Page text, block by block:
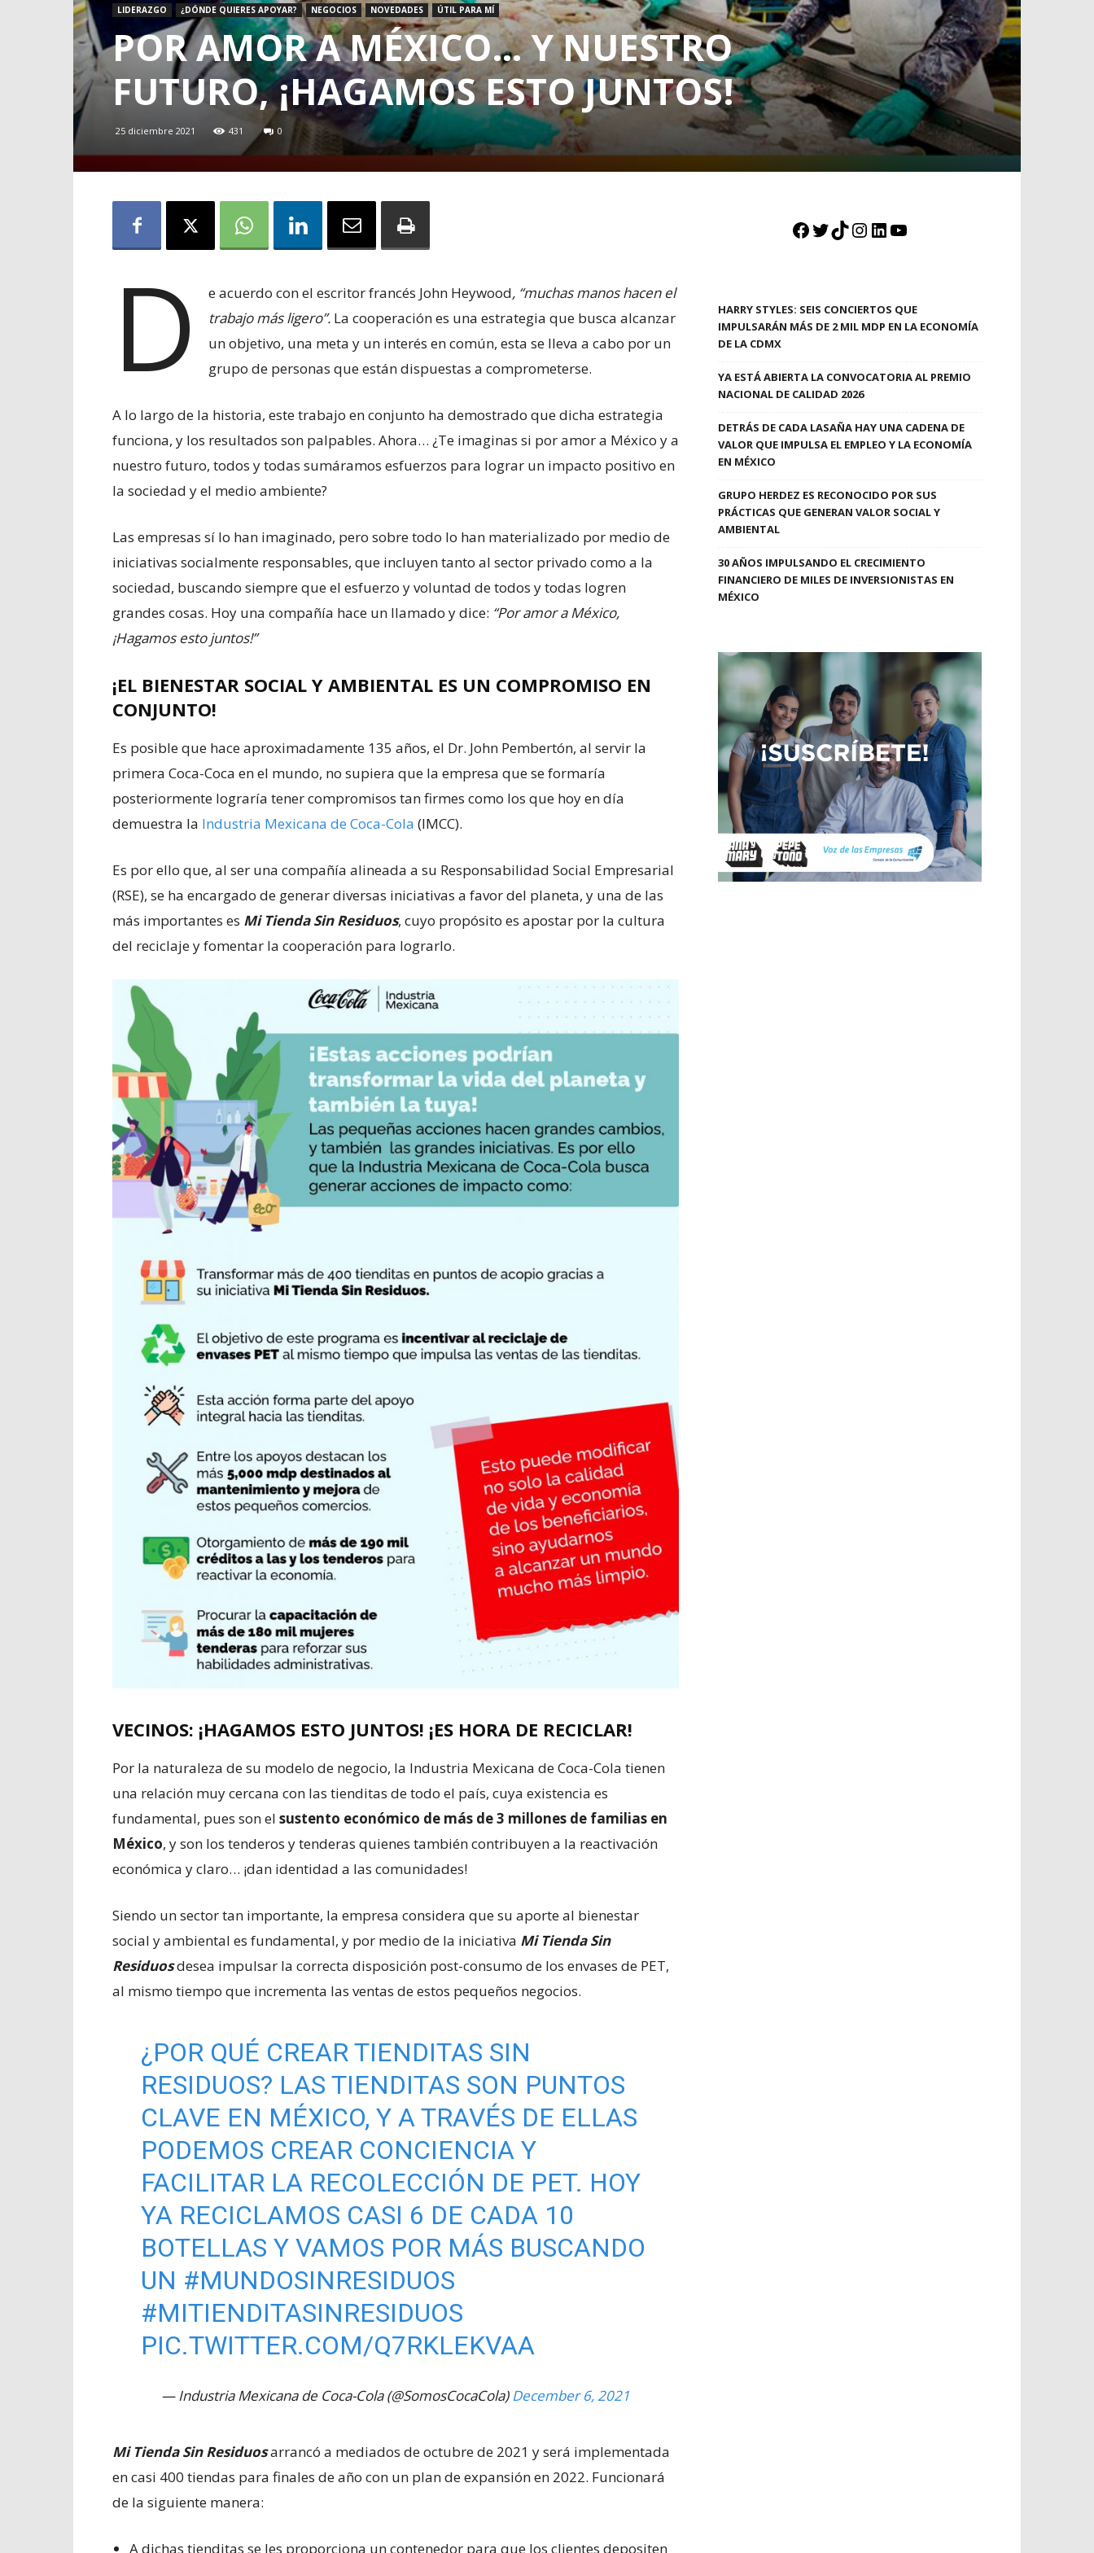
LIDERAZGO ¿DÓNDE QUIERES APOYAR? NEGOCIOS NOVEDADES ÚTIL PARA MÍ
POR AMOR A MÉXICO… Y NUESTRO
FUTURO, ¡HAGAMOS ESTO JUNTOS!
25 diciembre 2021 431 0
D e acuerdo con el escritor francés John Heywood, “muchas manos hacen el
trabajo más ligero”. La cooperación es una estrategia que busca alcanzar
un objetivo, una meta y un interés en común, esta se lleva a cabo por un
grupo de personas que están dispuestas a comprometerse.
A lo largo de la historia, este trabajo en conjunto ha demostrado que dicha estrategia
funciona, y los resultados son palpables. Ahora… ¿Te imaginas si por amor a México y a
nuestro futuro, todos y todas sumáramos esfuerzos para lograr un impacto positivo en
la sociedad y el medio ambiente?
Las empresas sí lo han imaginado, pero sobre todo lo han materializado por medio de
iniciativas socialmente responsables, que incluyen tanto al sector privado como a la
sociedad, buscando siempre que el esfuerzo y voluntad de todos y todas logren
grandes cosas. Hoy una compañía hace un llamado y dice: “Por amor a México,
¡Hagamos esto juntos!”
¡EL BIENESTAR SOCIAL Y AMBIENTAL ES UN COMPROMISO EN
CONJUNTO!
Es posible que hace aproximadamente 135 años, el Dr. John Pembertón, al servir la
primera Coca-Coca en el mundo, no supiera que la empresa que se formaría
posteriormente lograría tener compromisos tan firmes como los que hoy en día
demuestra la Industria Mexicana de Coca-Cola (IMCC).
Es por ello que, al ser una compañía alineada a su Responsabilidad Social Empresarial
(RSE), se ha encargado de generar diversas iniciativas a favor del planeta, y una de las
más importantes es Mi Tienda Sin Residuos, cuyo propósito es apostar por la cultura
del reciclaje y fomentar la cooperación para lograrlo.
VECINOS: ¡HAGAMOS ESTO JUNTOS! ¡ES HORA DE RECICLAR!
Por la naturaleza de su modelo de negocio, la Industria Mexicana de Coca-Cola tienen
una relación muy cercana con las tienditas de todo el país, cuya existencia es
fundamental, pues son el sustento económico de más de 3 millones de familias en
México, y son los tenderos y tenderas quienes también contribuyen a la reactivación
económica y claro… ¡dan identidad a las comunidades!
Siendo un sector tan importante, la empresa considera que su aporte al bienestar
social y ambiental es fundamental, y por medio de la iniciativa Mi Tienda Sin
Residuosdesea impulsar la correcta disposición post-consumo de los envases de PET,
al mismo tiempo que incrementa las ventas de estos pequeños negocios.
¿POR QUÉ CREAR TIENDITAS SIN
RESIDUOS? LAS TIENDITAS SON PUNTOS
CLAVE EN MÉXICO, Y A TRAVÉS DE ELLAS
PODEMOS CREAR CONCIENCIA Y
FACILITAR LA RECOLECCIÓN DE PET. HOY
YA RECICLAMOS CASI 6 DE CADA 10
BOTELLAS Y VAMOS POR MÁS BUSCANDO
UN #MUNDOSINRESIDUOS
#MITIENDITASINRESIDUOS
PIC.TWITTER.COM/Q7RKLEKVAA
— Industria Mexicana de Coca-Cola (@SomosCocaCola)December 6, 2021
Mi Tienda Sin Residuosarrancó a mediados de octubre de 2021 y será implementada
en casi 400 tiendas para finales de año con un plan de expansión en 2022. Funcionará
de la siguiente manera:
A dichas tienditas se les proporciona un contenedor para que los clientes depositen
Facebook
Twitter
TikTok
Instagram
LinkedIn
YouTube
HARRY STYLES: SEIS CONCIERTOS QUE
IMPULSARÁN MÁS DE 2 MIL MDP EN LA ECONOMÍA
DE LA CDMX
YA ESTÁ ABIERTA LA CONVOCATORIA AL PREMIO
NACIONAL DE CALIDAD 2026
DETRÁS DE CADA LASAÑA HAY UNA CADENA DE
VALOR QUE IMPULSA EL EMPLEO Y LA ECONOMÍA
EN MÉXICO
GRUPO HERDEZ ES RECONOCIDO POR SUS
PRÁCTICAS QUE GENERAN VALOR SOCIAL Y
AMBIENTAL
30 AÑOS IMPULSANDO EL CRECIMIENTO
FINANCIERO DE MILES DE INVERSIONISTAS EN
MÉXICO